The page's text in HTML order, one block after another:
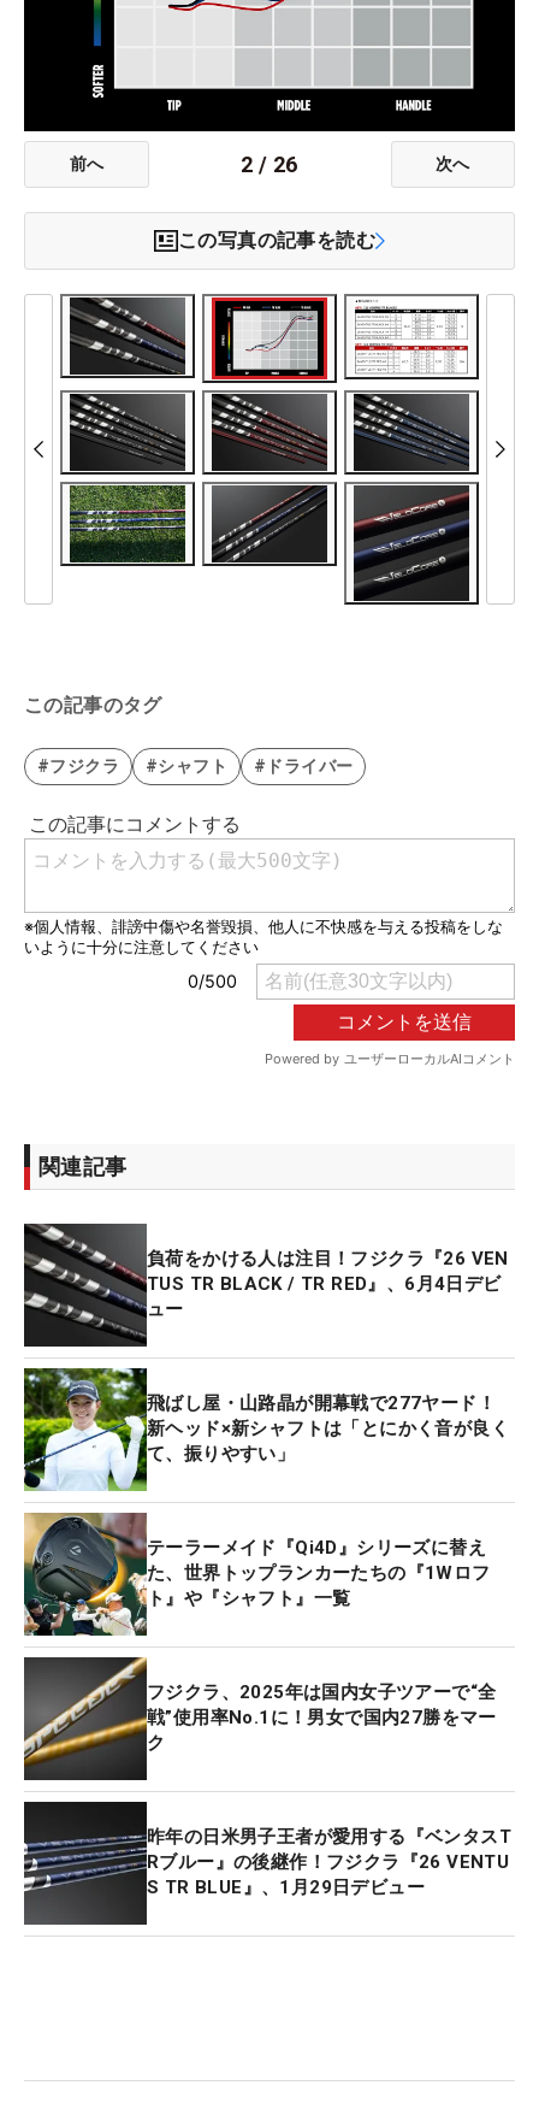
前へ 2 / 26 次へ
この写真の記事を読む
この記事のタグ
#フジクラ #シャフト #ドライバー
関連記事
負荷をかける人は注目！フジクラ『26 VEN
TUS TR BLACK / TR RED』、6月4日デビ
ュー
飛ばし屋・山路晶が開幕戦で277ヤード！
新ヘッド×新シャフトは「とにかく音が良く
て、振りやすい」
テーラーメイド『Qi4D』シリーズに替え
た、世界トップランカーたちの『1Wロフ
ト』や『シャフト』一覧
フジクラ、2025年は国内女子ツアーで“全
戦”使用率No.1に！男女で国内27勝をマー
ク
昨年の日米男子王者が愛用する『ベンタスT
Rブルー』の後継作！フジクラ『26 VENTU
S TR BLUE』、1月29日デビュー